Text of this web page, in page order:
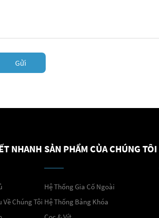
Gửi
NHANH
Về Chúng Tôi
SẢN PHẨM CỦA CHÚNG TÔI
Hệ Thống Gia Cố Ngoài
Hệ Thống Bảng Khóa